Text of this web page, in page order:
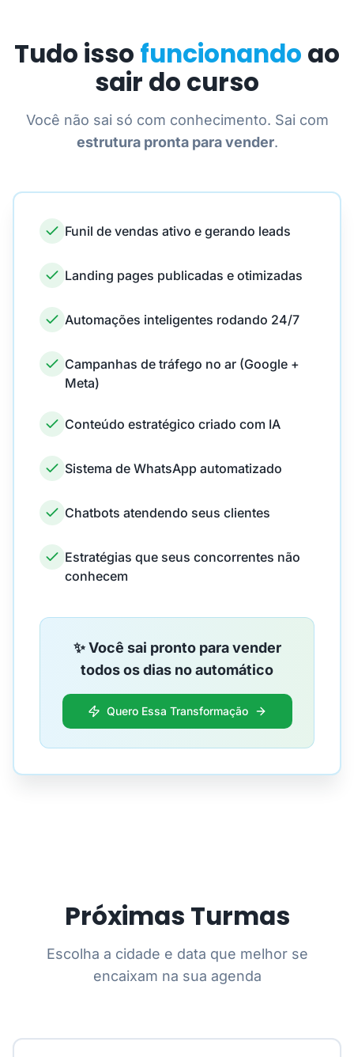
Tudo isso funcionando ao
sair do curso
Você não sai só com conhecimento. Sai com
estrutura pronta para vender.
Funil de vendas ativo e gerando leads
Landing pages publicadas e otimizadas
Automações inteligentes rodando 24/7
Campanhas de tráfego no ar (Google +
Meta)
Conteúdo estratégico criado com IA
Sistema de WhatsApp automatizado
Chatbots atendendo seus clientes
Estratégias que seus concorrentes não
conhecem
✨ Você sai pronto para vender
todos os dias no automático
Quero Essa Transformação
Próximas Turmas
Escolha a cidade e data que melhor se
encaixam na sua agenda